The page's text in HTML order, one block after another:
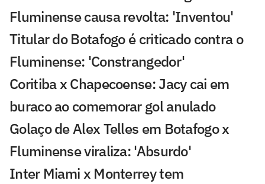
Fluminense causa revolta: 'Inventou'
Titular do Botafogo é criticado contra o
Fluminense: 'Constrangedor'
Coritiba x Chapecoense: Jacy cai em
buraco ao comemorar gol anulado
Golaço de Alex Telles em Botafogo x
Fluminense viraliza: 'Absurdo'
Inter Miami x Monterrey tem